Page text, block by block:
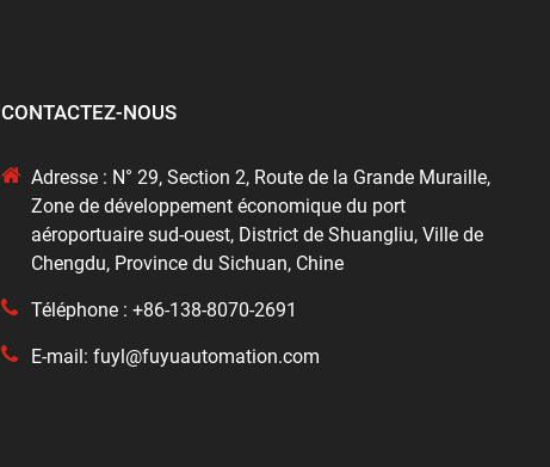
CONTACTEZ-NOUS
Adresse : N° 29, Section 2, Route de la Grande Muraille,
Zone de développement économique du port
aéroportuaire sud-ouest, District de Shuangliu, Ville de
Chengdu, Province du Sichuan, Chine
Téléphone : +86-138-8070-2691
E-mail: fuyl@fuyuautomation.com